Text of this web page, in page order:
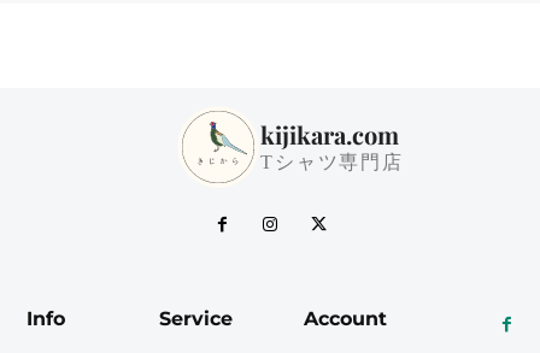
kijikara.com
Tシャツ専門店
Info Service Account